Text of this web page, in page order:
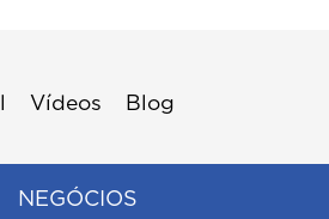
Vídeos Blog
NEGÓCIOS